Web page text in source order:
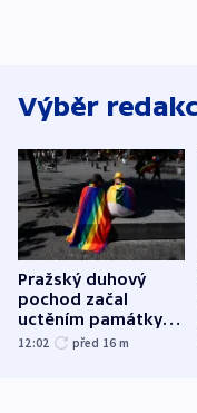
Výběr
Pražský duhový
pochod začal
uctěním památky
obětí berlínského
12:02 před 16 m